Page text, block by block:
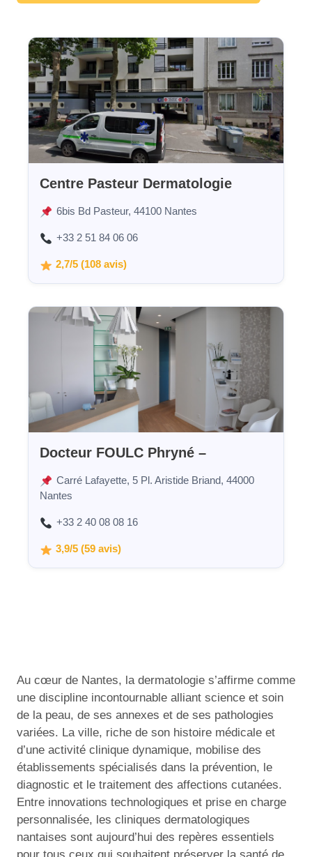
Centre Pasteur Dermatologie
6bis Bd Pasteur, 44100 Nantes
+33 2 51 84 06 06
2,7/5 (108 avis)
Docteur FOULC Phryné –
Carré Lafayette, 5 Pl. Aristide Briand, 44000
Nantes
+33 2 40 08 08 16
3,9/5 (59 avis)
Au cœur de Nantes, la dermatologie s’affirme comme
une discipline incontournable alliant science et soin
de la peau, de ses annexes et de ses pathologies
variées. La ville, riche de son histoire médicale et
d’une activité clinique dynamique, mobilise des
établissements spécialisés dans la prévention, le
diagnostic et le traitement des affections cutanées.
Entre innovations technologiques et prise en charge
personnalisée, les cliniques dermatologiques
nantaises sont aujourd’hui des repères essentiels